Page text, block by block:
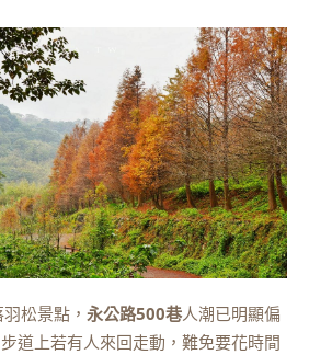
松景點， 永公路500巷人潮已明顯偏
道上若有人來回走動，難免要花時間